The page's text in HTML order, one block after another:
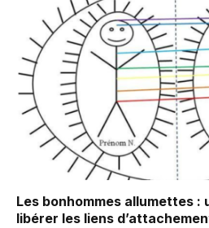
Les bonhommes allumettes :
libérer les liens